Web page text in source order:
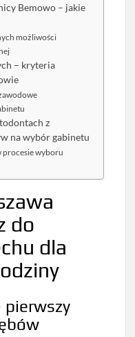
Bemowo – jakie
możliwości
– kryteria
z
na wybór gabinetu
procesie wyboru
do
dla
pierwszy